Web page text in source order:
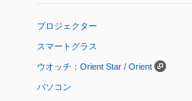
プロジェクター
スマートグラス
ウオッチ：Orient Star / Orient
パソコン